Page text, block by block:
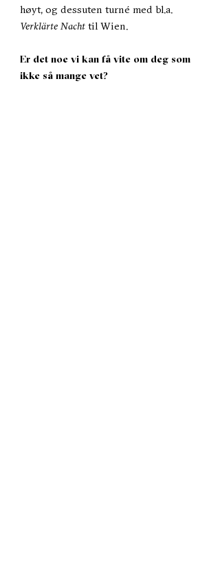
høyt, og dessuten turné med bl.a.
Verklärte Nacht til Wien.
Er det noe vi kan få vite om deg som
ikke så mange vet?